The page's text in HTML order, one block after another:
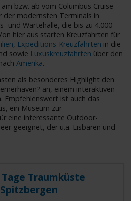
bzw. ab vom Columbus Cruise
der modernsten Terminals in
und Wartehalle, die bis zu 4.000
hier aus starten Kreuzfahrten für
, Expeditions-Kreuzfahrten in die
sowie Luxuskreuzfahrten über den
Amerika.
als besonderes Highlight den
an, einem interaktiven
Empfehlenswert ist auch das
ein Museum zur
eine interessante Outdoor-
geeignet, der u.a. Eisbären und
Tage Traumküste